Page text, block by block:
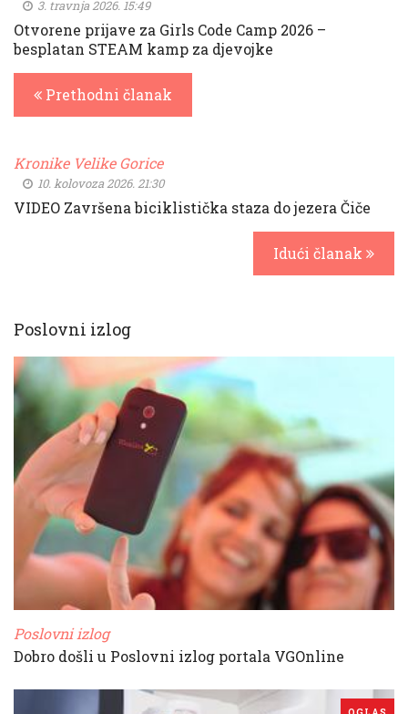
3. travnja 2026. 15:49
Otvorene prijave za Girls Code Camp 2026 –
besplatan STEAM kamp za djevojke
Prethodni članak
Kronike Velike Gorice
10. kolovoza 2026. 21:30
VIDEO Završena biciklistička staza do jezera Čiče
Idući članak
Poslovni izlog
Poslovni izlog
Dobro došli u Poslovni izlog portala VGOnline